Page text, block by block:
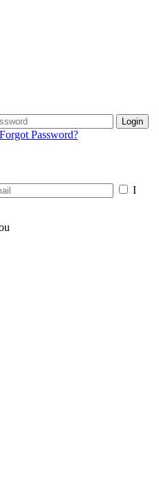
Login
Forgot Password?
I